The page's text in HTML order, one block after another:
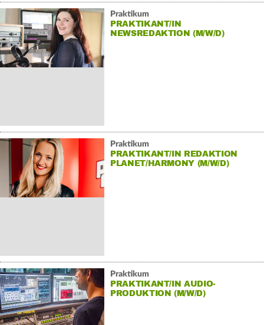
Praktikum
PRAKTIKANT/IN
NEWSREDAKTION (M/W/D)
Praktikum
PRAKTIKANT/IN REDAKTION
PLANET/HARMONY (M/W/D)
Praktikum
PRAKTIKANT/IN AUDIO-
PRODUKTION (M/W/D)